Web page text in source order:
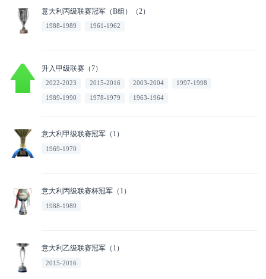
意大利丙级联赛冠军（B组）（2）
1988-1989 1961-1962
升入甲级联赛（7）
2022-2023 2015-2016 2003-2004 1997-1998
1989-1990 1978-1979 1963-1964
意大利甲级联赛冠军（1）
1969-1970
意大利丙级联赛杯冠军（1）
1988-1989
意大利乙级联赛冠军（1）
2015-2016